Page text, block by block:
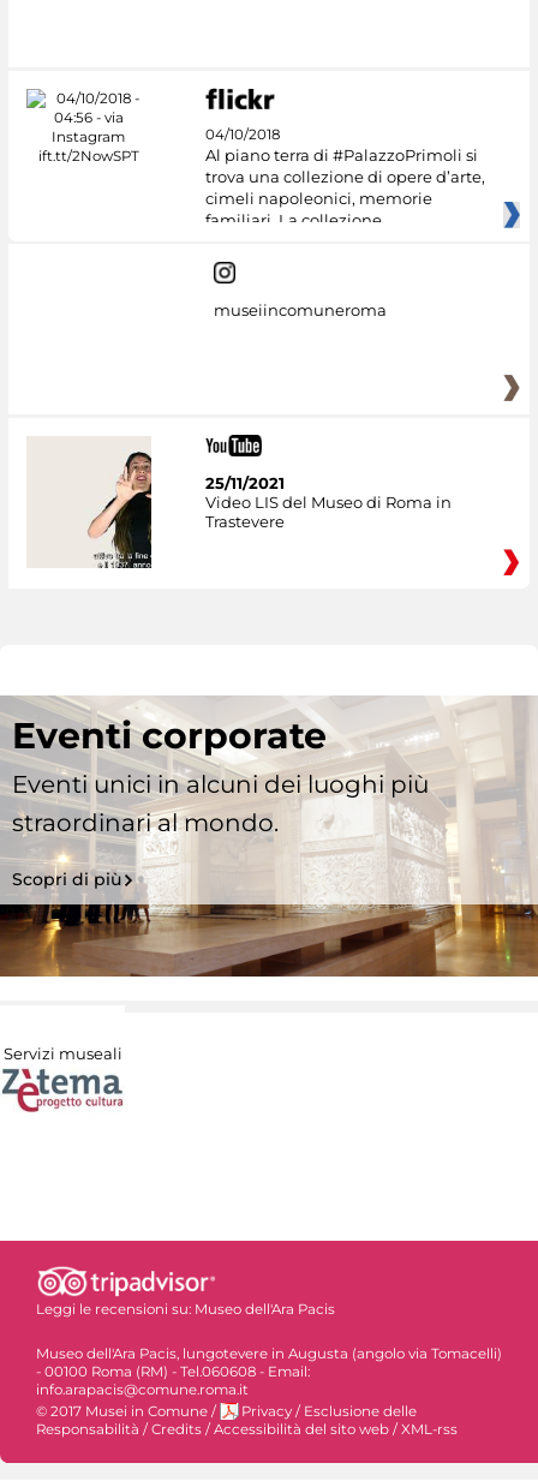
04/10/2018
Al piano terra di #PalazzoPrimoli si
trova una collezione di opere d’arte,
cimeli napoleonici, memorie
familiari. La collezione
museiincomuneroma
25/11/2021
Video LIS del Museo di Roma in
Trastevere
Eventi corporate
Eventi unici in alcuni dei luoghi più
straordinari al mondo.
Scopri di più
Servizi museali
Leggi le recensioni su: Museo dell'Ara Pacis
Museo dell'Ara Pacis, lungotevere in Augusta (angolo via Tomacelli)
- 00100 Roma (RM) - Tel.060608 - Email:
info.arapacis@comune.roma.it
© 2017 Musei in Comune / Privacy / Esclusione delle
Responsabilità /Credits /Accessibilità del sito web /XML-rss